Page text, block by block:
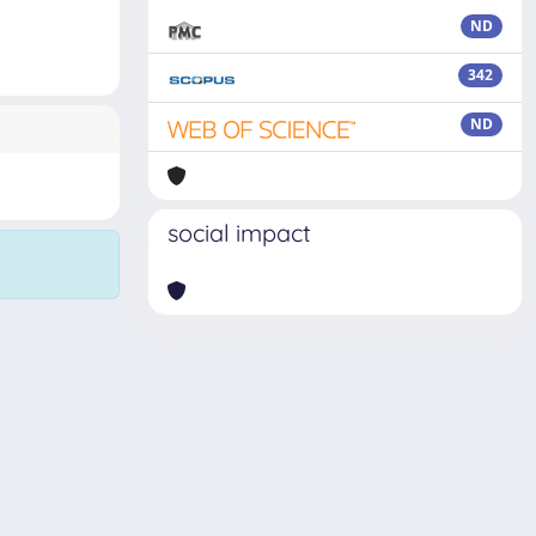
ND
342
ND
social impact